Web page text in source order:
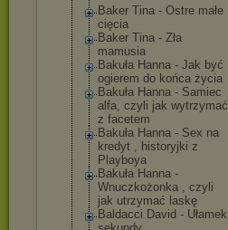
Baker Tina - Ostre małe
cięcia
Baker Tina - Zła
mamusia
Bakuła Hanna - Jak być
ogierem do końca życia
Bakuła Hanna - Samiec
alfa, czyli jak wytrzymać
z facetem
Bakuła Hanna - Sex na
kredyt , historyjki z
Playboya
Bakuła Hanna -
Wnuczkożonka , czyli
jak utrzymać laskę
Baldacci David - Ułamek